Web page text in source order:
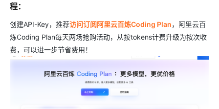
程：
创建API-Key，推荐访问订阅阿里云百炼Coding Plan，阿里云百
炼Coding Plan每天两场抢购活动，从按tokens计费升级为按次收
费，可以进一步节省费用！